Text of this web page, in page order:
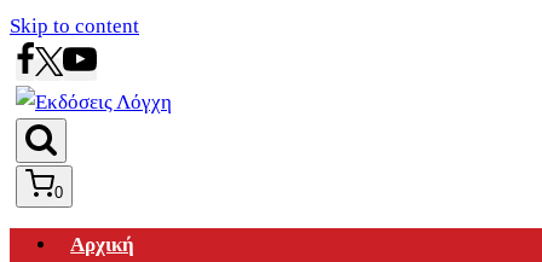
Skip to content
0
Αρχική